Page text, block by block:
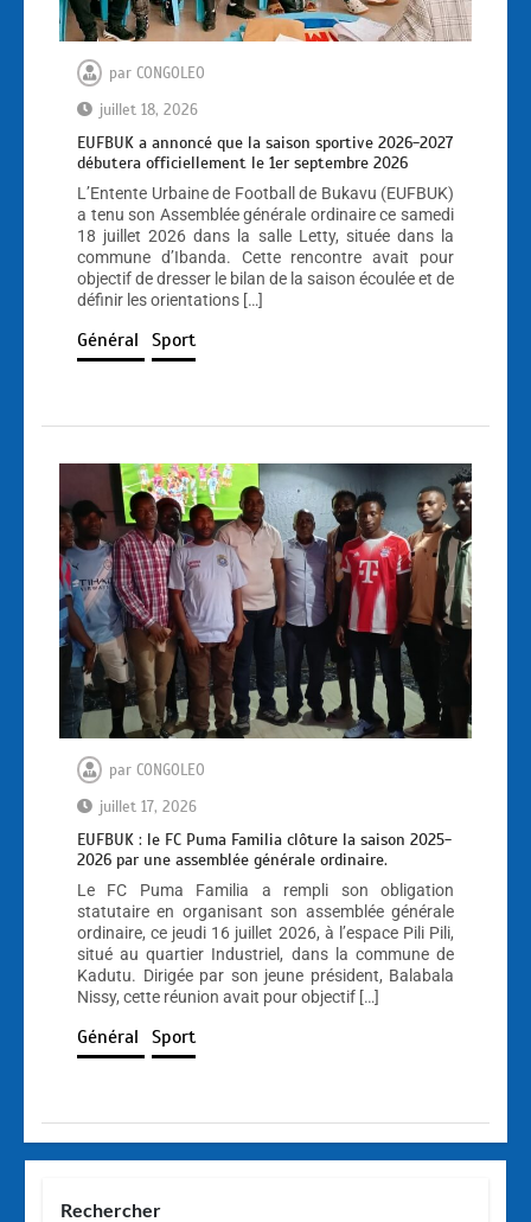
par CONGOLEO
juillet 18, 2026
EUFBUK a annoncé que la saison sportive 2026-2027
débutera officiellement le 1er septembre 2026
L’Entente Urbaine de Football de Bukavu (EUFBUK)
a tenu son Assemblée générale ordinaire ce samedi
18 juillet 2026 dans la salle Letty, située dans la
commune d’Ibanda. Cette rencontre avait pour
objectif de dresser le bilan de la saison écoulée et de
définir les orientations […]
Général Sport
par CONGOLEO
juillet 17, 2026
EUFBUK : le FC Puma Familia clôture la saison 2025-
2026 par une assemblée générale ordinaire.
Le FC Puma Familia a rempli son obligation
statutaire en organisant son assemblée générale
ordinaire, ce jeudi 16 juillet 2026, à l’espace Pili Pili,
situé au quartier Industriel, dans la commune de
Kadutu. Dirigée par son jeune président, Balabala
Nissy, cette réunion avait pour objectif […]
Général Sport
Rechercher